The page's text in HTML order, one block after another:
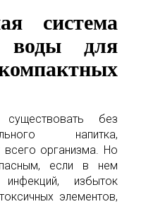
система
воды для
без
напитка,
организма. Но
если в нем
избыток
элементов,